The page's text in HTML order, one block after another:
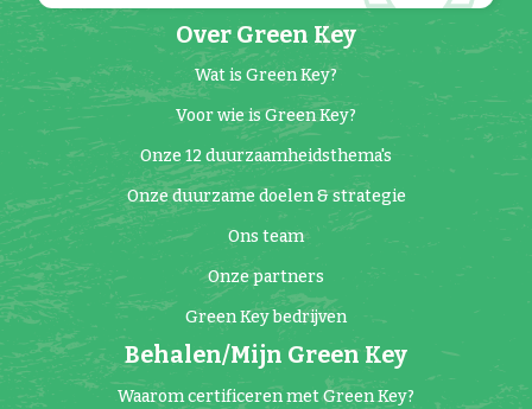
Over Green Key
Wat is Green Key?
Voor wie is Green Key?
Onze 12 duurzaamheidsthema's
Onze duurzame doelen & strategie
Ons team
Onze partners
Green Key bedrijven
Behalen/Mijn Green Key
Waarom certificeren met Green Key?